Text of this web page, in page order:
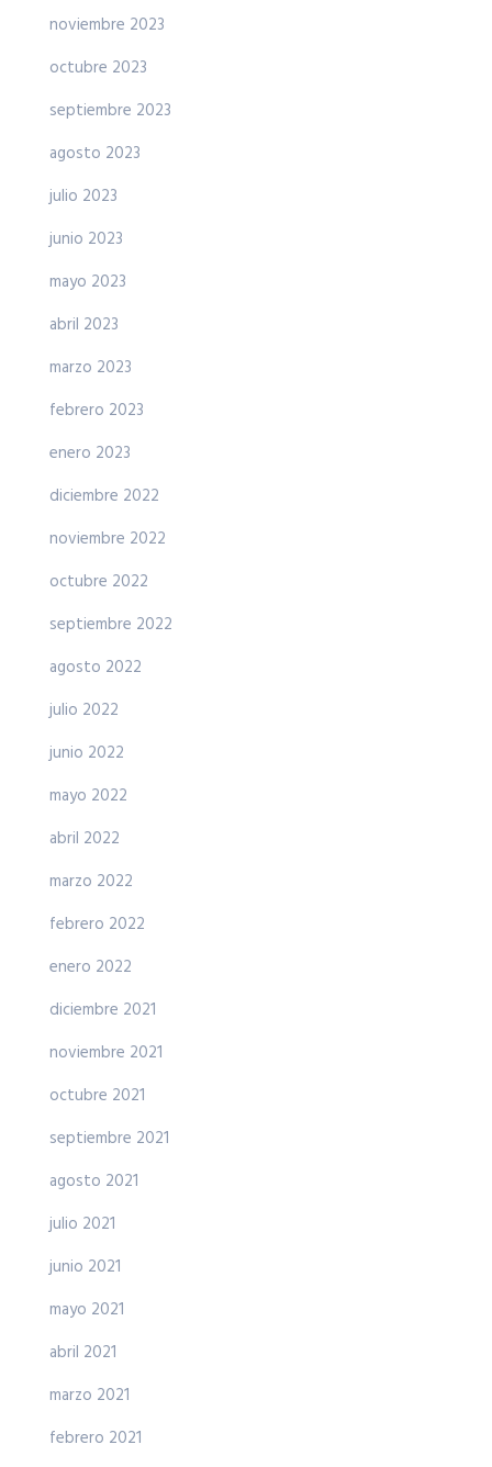
noviembre 2023
octubre 2023
septiembre 2023
agosto 2023
julio 2023
junio 2023
mayo 2023
abril 2023
marzo 2023
febrero 2023
enero 2023
diciembre 2022
noviembre 2022
octubre 2022
septiembre 2022
agosto 2022
julio 2022
junio 2022
mayo 2022
abril 2022
marzo 2022
febrero 2022
enero 2022
diciembre 2021
noviembre 2021
octubre 2021
septiembre 2021
agosto 2021
julio 2021
junio 2021
mayo 2021
abril 2021
marzo 2021
febrero 2021